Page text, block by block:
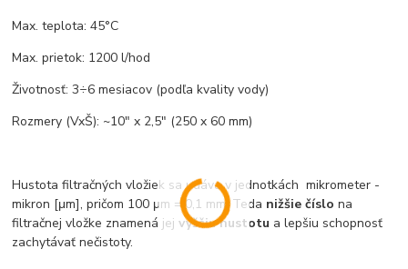
Max. teplota: 45°C
Max. prietok: 1200 l/hod
Životnosť: 3÷6 mesiacov (podľa kvality vody)
Rozmery (VxŠ): ~10" x 2,5" (250 x 60 mm)
Hustota filtračných vložiek sa udáva v jednotkách mikrometer -
mikron [μm], pričom 100 μm = 0,1 mm. Teda nižšie číslo na
filtračnej vložke znamená jejvyššiu hustotu a lepšiu schopnosť
zachytávať nečistoty.